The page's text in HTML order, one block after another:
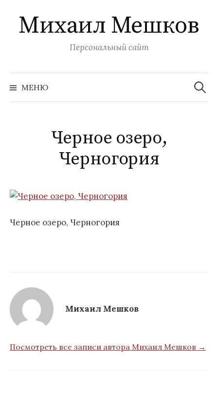
содержимому
Михаил Мешков
Персональный сайт
МЕНЮ
Найти:
Черное озеро,
Черногория
Черное озеро, Черногория
Михаил Мешков
Посмотреть все записи автора Михаил Мешков →